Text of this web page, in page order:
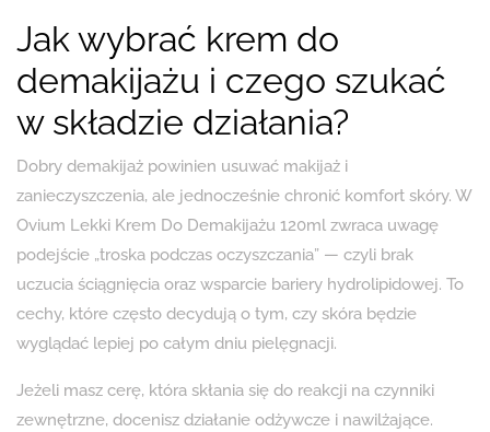
Jak wybrać krem do
demakijażu i czego szukać
w składzie działania?
Dobry demakijaż powinien usuwać makijaż i
zanieczyszczenia, ale jednocześnie chronić komfort skóry. W
Ovium Lekki Krem Do Demakijażu 120ml zwraca uwagę
podejście „troska podczas oczyszczania” — czyli brak
uczucia ściągnięcia oraz wsparcie bariery hydrolipidowej. To
cechy, które często decydują o tym, czy skóra będzie
wyglądać lepiej po całym dniu pielęgnacji.
Jeżeli masz cerę, która skłania się do reakcji na czynniki
zewnętrzne, docenisz działanie odżywcze i nawilżające.